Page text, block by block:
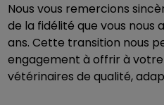
Nous vous remercions
de la fidélité que vous nous
ans. Cette transition nous
engagement à offrir à votre
vétérinaires de qualité,